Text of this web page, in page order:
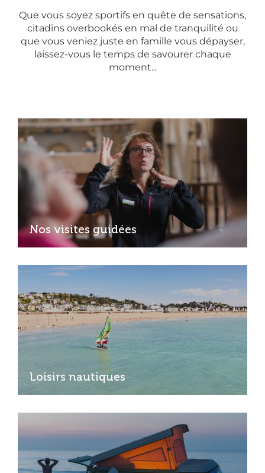
Que vous soyez sportifs en quête de sensations,
citadins overbookés en mal de tranquilité ou
que vous veniez juste en famille vous dépayser,
laissez-vous le temps de savourer chaque
moment...
Nos visites guidées
Loisirs nautiques